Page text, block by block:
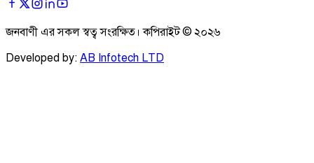
জনবাণী এর সকল স্বত্ব সংরক্ষিত। কপিরাইট © ২০২৬
Developed by: AB Infotech LTD